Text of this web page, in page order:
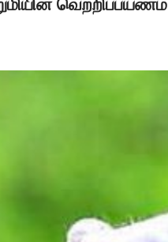
வெற்றிப்பயணம்